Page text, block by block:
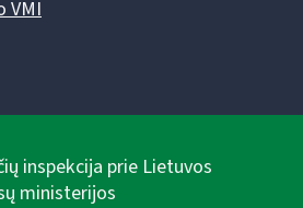
VMI
inspekcija prie Lietuvos
ministerijos